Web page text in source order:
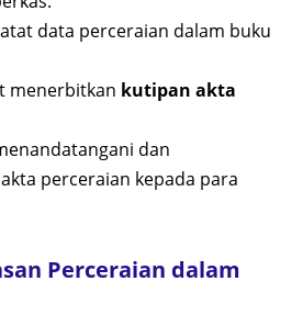
data perceraian dalam buku
menerbitkan kutipan akta
dan
perceraian kepada para
Perceraian dalam